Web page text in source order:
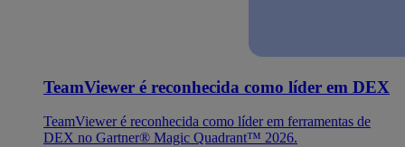
TeamViewer é reconhecida como líder em DEX
TeamViewer é reconhecida como líder em ferramentas de
DEX no Gartner® Magic Quadrant™ 2026.